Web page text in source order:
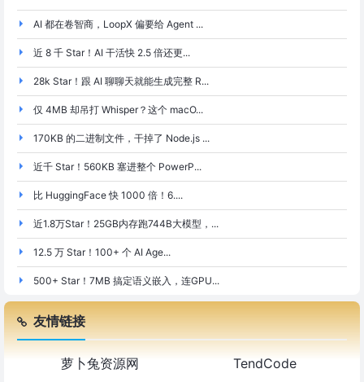
AI 都在卷智商，LoopX 偏要给 Agent ...
近 8 千 Star！AI 干活快 2.5 倍还更...
28k Star！跟 AI 聊聊天就能生成完整 R...
仅 4MB 却吊打 Whisper？这个 macO...
170KB 的二进制文件，干掉了 Node.js ...
近千 Star！560KB 塞进整个 PowerP...
比 HuggingFace 快 1000 倍！6....
近1.8万Star！25GB内存跑744B大模型，...
12.5 万 Star！100+ 个 AI Age...
500+ Star！7MB 搞定语义嵌入，连GPU...
友情链接
萝卜兔资源网
TendCode